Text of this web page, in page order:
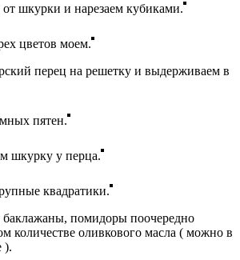
шкурки и нарезаем кубиками.
цветов моем.
перец на решетку и выдерживаем в
пятен.
шкурку у перца.
квадратики.
помидоры поочередно
количестве оливкового масла ( можно в
).